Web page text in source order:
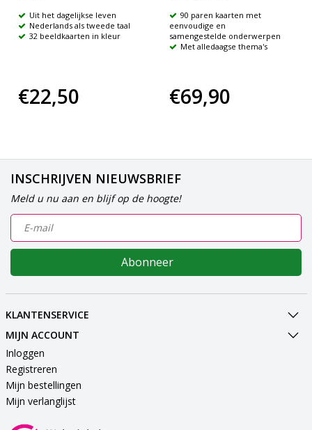
Uit het dagelijkse leven
Nederlands als tweede taal
32 beeldkaarten in kleur
€22,50
90 paren kaarten met
eenvoudige en
samengestelde onderwerpen
Met alledaagse thema's
€69,90
INSCHRIJVEN NIEUWSBRIEF
Meld u nu aan en blijf op de hoogte!
Abonneer
KLANTENSERVICE
MIJN ACCOUNT
Inloggen
Registreren
Mijn bestellingen
Mijn verlanglijst